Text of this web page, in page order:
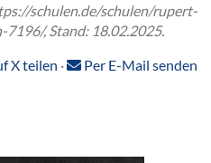
schulen.de/schulen/rupert-
, Stand: 18.02.2025.
X teilen · Per E-Mail senden